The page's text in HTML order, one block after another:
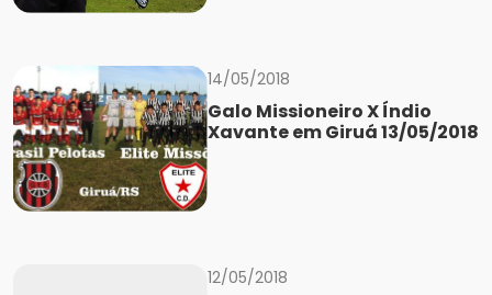
14/05/2018
Galo Missioneiro X Índio
Xavante em Giruá 13/05/2018
12/05/2018